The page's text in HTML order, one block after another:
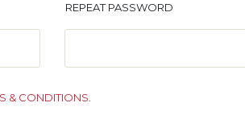
REPEAT PASSWORD
& CONDITIONS